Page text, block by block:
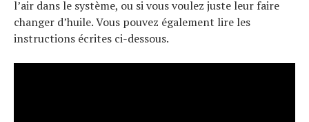
l’air dans le système, ou si vous voulez juste leur faire
changer d’huile. Vous pouvez également lire les
instructions écrites ci-dessous.